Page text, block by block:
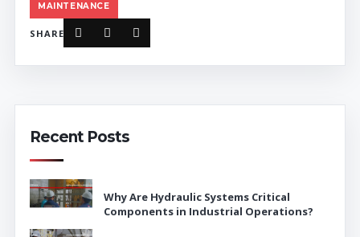
MAINTENANCE
SHARE
Recent Posts
Why Are Hydraulic Systems Critical
Components in Industrial Operations?